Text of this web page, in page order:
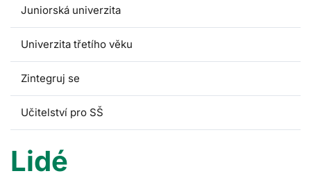
Juniorská univerzita
Univerzita třetího věku
Zintegruj se
Učitelství pro SŠ
Lidé